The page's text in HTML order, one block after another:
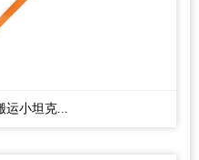
运小坦克...